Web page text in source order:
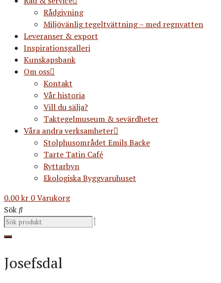
Rådgivning
Miljövänlig tegeltvättning – med regnvatten
Leveranser & export
Inspirationsgalleri
Kunskapsbank
Om oss
Kontakt
Vår historia
Vill du sälja?
Taktegelmuseum & sevärdheter
Våra andra verksamheter
Stolphusområdet Emils Backe
Tarte Tatin Café
Ryttarbyn
Ekologiska Byggvaruhuset
0.00kr 0Varukorg
Sök
Josefsdal